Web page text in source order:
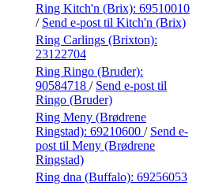
Ring Kitch'n (Brix): 69510010
/ Send e-post til Kitch'n (Brix)
Ring Carlings (Brixton):
23122704
Ring Ringo (Bruder):
90584718 / Send e-post til
Ringo (Bruder)
Ring Meny (Brødrene
Ringstad): 69210600 / Send e-
post til Meny (Brødrene
Ringstad)
Ring dna (Buffalo): 69256053